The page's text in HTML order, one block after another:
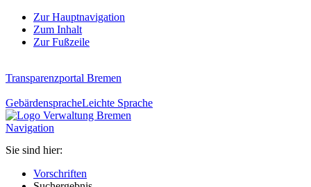
Zur Hauptnavigation
Zum Inhalt
Zur Fußzeile
Transparenzportal Bremen
GebärdenspracheLeichte Sprache
Navigation
Sie sind hier:
Vorschriften